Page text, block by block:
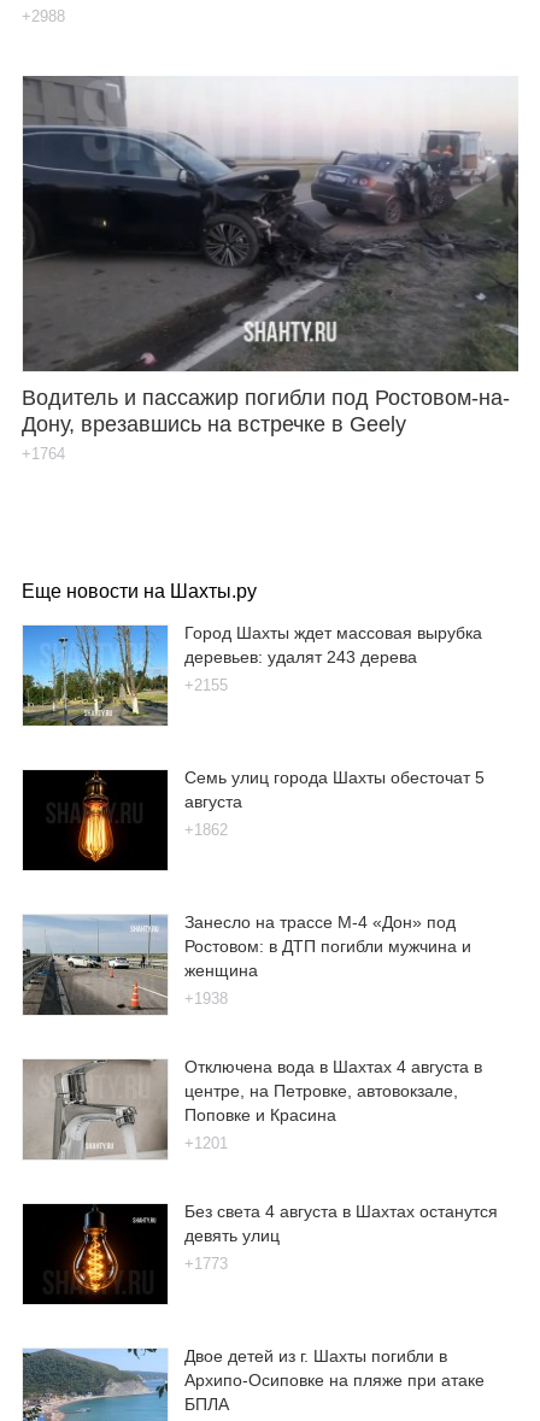
+2988
Водитель и пассажир погибли под Ростовом-на-
Дону, врезавшись на встречке в Geely
+1764
Еще новости на Шахты.ру
Город Шахты ждет массовая вырубка
деревьев: удалят 243 дерева
+2155
Семь улиц города Шахты обесточат 5
августа
+1862
Занесло на трассе М-4 «Дон» под
Ростовом: в ДТП погибли мужчина и
женщина
+1938
Отключена вода в Шахтах 4 августа в
центре, на Петровке, автовокзале,
Поповке и Красина
+1201
Без света 4 августа в Шахтах останутся
девять улиц
+1773
Двое детей из г. Шахты погибли в
Архипо-Осиповке на пляже при атаке
БПЛА